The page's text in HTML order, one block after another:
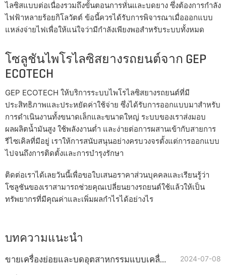
ไลซิสแบบต่อเนื่องรวมถึงขั้นตอนการหั่นและบดยาง ซึ่งต้องการกำลัง
ไฟฟ้าหลายร้อยกิโลวัตต์ ข้อนี้ควรได้รับการพิจารณาเมื่อออกแบบ
แหล่งจ่ายไฟเพื่อให้แน่ใจว่ามีกำลังเพียงพอสำหรับระบบทั้งหมด
โซลูชันไพโรไลซิสยางรถยนต์จาก GEP
ECOTECH
GEP ECOTECH ให้บริการระบบไพโรไลซิสยางรถยนต์ที่มี
ประสิทธิภาพและประหยัดค่าใช้จ่าย ซึ่งได้รับการออกแบบมาสำหรับ
การดำเนินงานทั้งขนาดเล็กและขนาดใหญ่ ระบบของเราส่งมอบ
ผลผลิตน้ำมันสูง ใช้พลังงานต่ำ และง่ายต่อการผสานเข้ากับสายการ
รีไซเคิลที่มีอยู่ เราให้การสนับสนุนอย่างครบวงจรตั้งแต่การออกแบบ
ไปจนถึงการติดตั้งและการบำรุงรักษา
ติดต่อเราได้เลยวันนี้เพื่อขอใบเสนอราคาส่วนบุคคลและเรียนรู้ว่า
โซลูชันของเราสามารถช่วยคุณเปลี่ยนยางรถยนต์ใช้แล้วให้เป็น
ทรัพยากรที่มีคุณค่าและเพิ่มผลกำไรได้อย่างไร
บทความแนะนำ
ขายเครื่องย่อยและบดอุตสาหกรรมแบบเคลื่อนที่ได้ 2024-07-08